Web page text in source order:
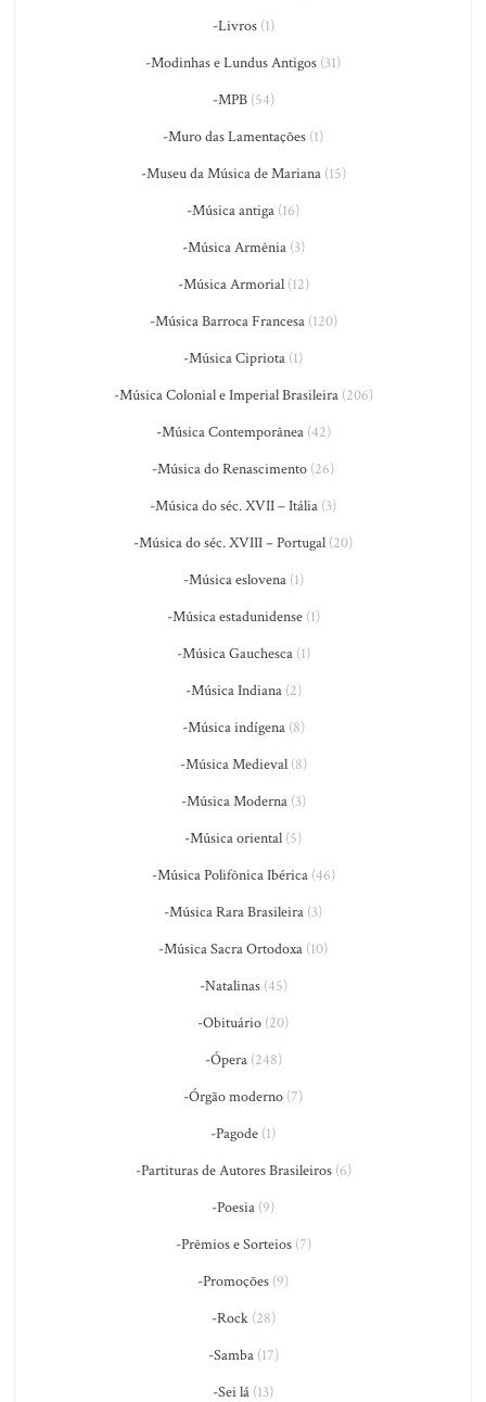
-Livros(1)
-Modinhas e Lundus Antigos (31)
-MPB(54)
-Muro das Lamentações (1)
-Museu da Música de Mariana(15)
-Música antiga (16)
-Música Armênia(3)
-Música Armorial(12)
-Música Barroca Francesa(120)
-Música Cipriota (1)
-Música Colonial e Imperial Brasileira(206)
-Música Contemporânea(42)
-Música do Renascimento (26)
-Música do séc. XVII – Itália (3)
-Música do séc. XVIII – Portugal (20)
-Música eslovena(1)
-Música estadunidense(1)
-Música Gauchesca(1)
-Música Indiana(2)
-Música indígena(8)
-Música Medieval(8)
-Música Moderna(3)
-Música oriental (5)
-Música Polifônica Ibérica(46)
-Música Rara Brasileira (3)
-Música Sacra Ortodoxa (10)
-Natalinas(45)
-Obituário (20)
-Ópera(248)
-Órgão moderno (7)
-Pagode (1)
-Partituras de Autores Brasileiros(6)
-Poesia (9)
-Prêmios e Sorteios(7)
-Promoções (9)
-Rock(28)
-Samba(17)
-Sei lá (13)